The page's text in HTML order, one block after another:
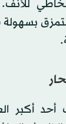
أحد أكبر